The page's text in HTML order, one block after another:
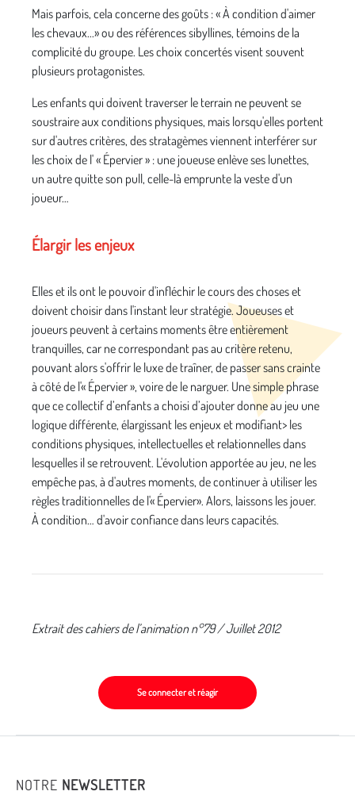
Mais parfois, cela concerne des goûts : « À condition d'aimer
les chevaux...» ou des références sibyllines, témoins de la
complicité du groupe. Les choix concertés visent souvent
plusieurs protagonistes.
Les enfants qui doivent traverser le terrain ne peuvent se
soustraire aux conditions physiques, mais lorsqu'elles portent
sur d'autres critères, des stratagèmes viennent interférer sur
les choix de l' « Épervier » : une joueuse enlève ses lunettes,
un autre quitte son pull, celle-là emprunte la veste d'un
joueur…
Élargir les enjeux
Elles et ils ont le pouvoir d'infléchir le cours des choses et
doivent choisir dans l'instant leur stratégie. Joueuses et
joueurs peuvent à certains moments être entièrement
tranquilles, car ne correspondant pas au critère retenu,
pouvant alors s'offrir le luxe de traîner, de passer sans crainte
à côté de l'« Épervier », voire de le narguer. Une simple phrase
que ce collectif d’enfants a choisi d’ajouter donne au jeu une
logique différente, élargissant les enjeux et modifiant> les
conditions physiques, intellectuelles et relationnelles dans
lesquelles il se retrouvent. L'évolution apportée au jeu, ne les
empêche pas, à d'autres moments, de continuer à utiliser les
règles traditionnelles de l'« Épervier». Alors, laissons les jouer.
À condition… d'avoir confiance dans leurs capacités.
Extrait des cahiers de l’animation n°79 / Juillet 2012
Se connecter et réagir
NOTRE NEWSLETTER